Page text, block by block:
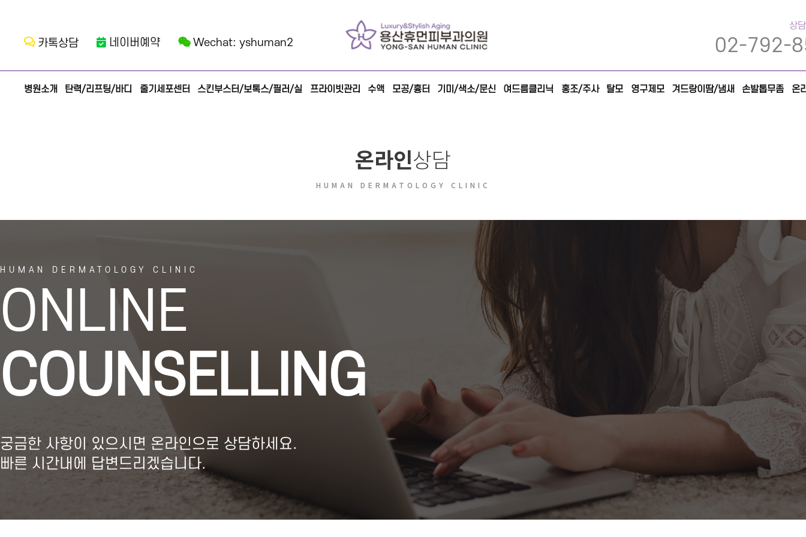
카톡상담 네이버예약 Wechat: yshuman2
상
02-792-
병원소개 탄력/리프팅/바디 줄기세포센터 스킨부스터/보톡스/필러/실 프라이빗관리 수액 모공/흉터 기미/색소/문신 여드름클리닉 홍조/주사 탈모 영구제모 겨드랑이땀/냄새 손발톱무좀 온
온라인상담
HUMAN DERMATOLOGY CLINIC
ONLINE
COUNSELLING
궁금한 사항이 있으시면 온라인으로 상담하세요.
빠른 시간내에 답변드리겠습니다.